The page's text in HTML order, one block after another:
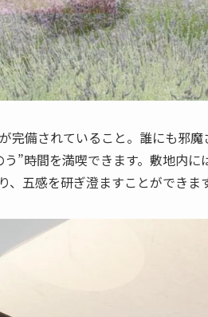
完備されていること。誰にも邪
”時間を満喫できます。敷地内
五感を研ぎ澄ますことができます